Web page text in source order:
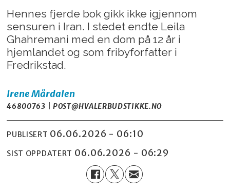
Hennes fjerde bok gikk ikke igjennom
sensuren i Iran. I stedet endte Leila
Ghahremani med en dom på 12 år i
hjemlandet og som fribyforfatter i
Fredrikstad.
IreneMårdalen
46800763 | POST@HVALERBUDSTIKKE.NO
PUBLISERT 06.06.2026 - 06:10
SIST OPPDATERT 06.06.2026 - 06:29